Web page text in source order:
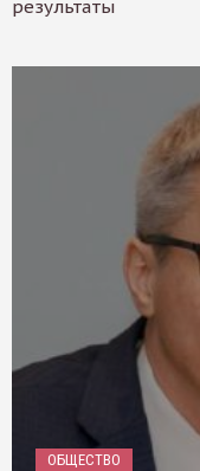
результаты
ОБЩЕСТВО